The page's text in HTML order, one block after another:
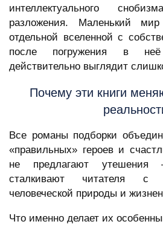
интеллектуального
разложения. Маленький
отдельной вселенной с
после погружения в
действительно выглядит
Почему эти книги
Все романы подборки
«правильных» героев и
не предлагают
сталкивают читателя с
человеческой природы и
Что именно делает их